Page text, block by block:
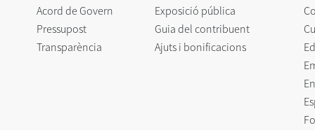
Acord de Govern
Pressupost
Transparència
Exposició pública
Guia del contribuent
Ajuts i bonificacions